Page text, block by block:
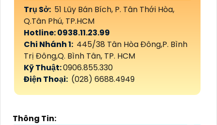
Trụ Sở: 51 Lũy Bán Bích, P. Tân Thới Hòa,
Q.Tân Phú, TP.HCM
Hotline: 0938.11.23.99
Chi Nhánh 1: 445/38 Tân Hòa Đông,P. Bình
Trị Đông,Q. Bình Tân, TP. HCM
Kỹ Thuật:0906.855.330
Điện Thoại: (028) 6688.4949
Thông Tin: